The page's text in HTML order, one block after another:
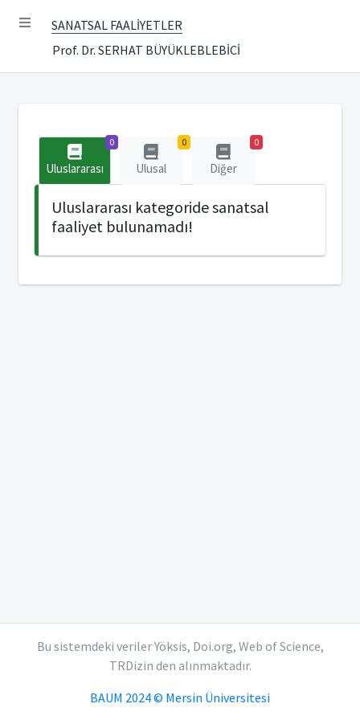
SANATSAL FAALİYETLER
Prof. Dr. SERHAT BÜYÜKLEBLEBİCİ
0
Uluslararası
0
Ulusal
0
Diğer
Uluslararası kategoride sanatsal
faaliyet bulunamadı!
Bu sistemdeki veriler Yöksis, Doi.org, Web of Science,
TRDizin den alınmaktadır.
BAUM 2024 © Mersin Üniversitesi